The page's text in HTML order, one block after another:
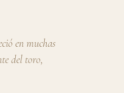
en muchas
del toro,